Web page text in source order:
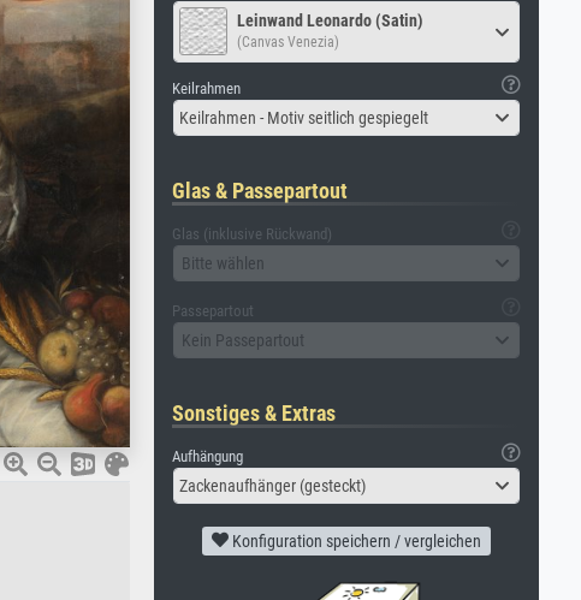
Leinwand Leonardo (Satin)
(Canvas Venezia)
Keilrahmen
Keilrahmen - Motiv seitlich gespiegelt
Glas & Passepartout
Glas (inklusive Rückwand)
Bitte wählen
Passepartout
Kein Passepartout
Sonstiges & Extras
Aufhängung
Zackenaufhänger (gesteckt)
Konfiguration speichern / vergleichen